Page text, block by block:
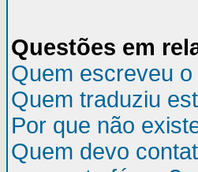
Questões em
Quem escreveu o
Quem traduziu
Por que não
Quem devo